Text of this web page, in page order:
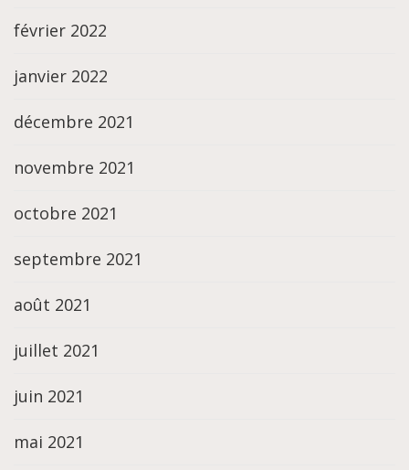
février 2022
janvier 2022
décembre 2021
novembre 2021
octobre 2021
septembre 2021
août 2021
juillet 2021
juin 2021
mai 2021